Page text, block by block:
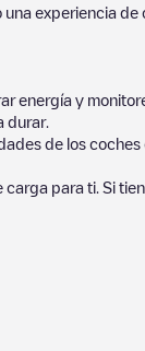
experiencia de
energía y
durar.
de los coches
para ti. Si